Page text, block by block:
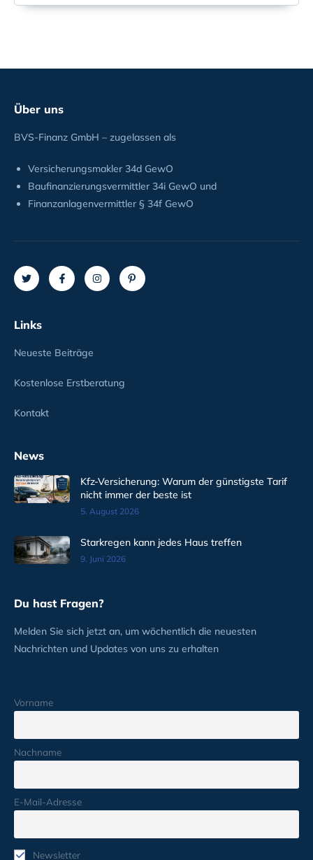
Über uns
BVS-Finanz GmbH – zugelassen als
Versicherungsmakler 34d GewO
Baufinanzierungsvermittler 34i GewO und
Finanzanlagenvermittler § 34f GewO
Links
Neueste Beiträge
Kostenlose Erstberatung
Kontakt
News
Kfz-Versicherung: Warum der günstigste Tarif
nicht immer der beste ist
5. August 2026
Starkregen kann jedes Haus treffen
9. Juni 2026
Du hast Fragen?
Melden Sie sich jetzt an, um wöchentlich die neuesten
Nachrichten und Updates von uns zu erhalten
Vorname
Nachname
E-Mail-Adresse
Newsletter